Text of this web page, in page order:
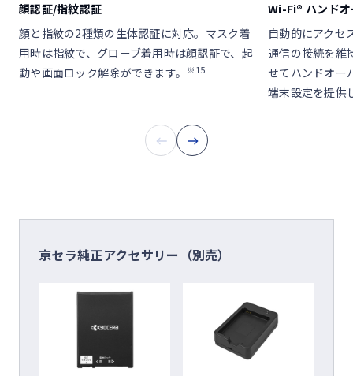
顔認証/指紋認証
顔と指紋の2種類の生体認証に対応。マスク着
用時は指紋で、グローブ着用時は顔認証で、起
動や画面ロック解除ができます。
※15
Wi-Fi® ハンド
自動的にアクセ
通信の接続を維
せてハンドオー
端末設定を提供
京セラ純正アクセサリー（別売）